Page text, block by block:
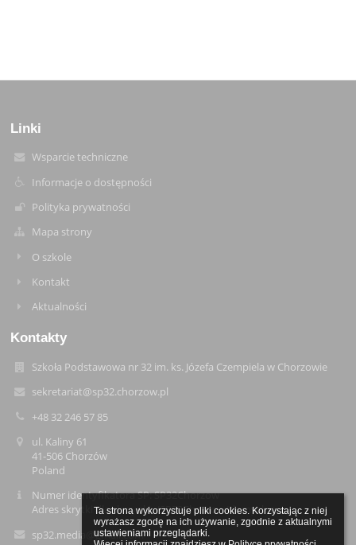
Ta strona wykorzystuje pliki cookies. Korzystając z niej
wyrażasz zgodę na ich używanie, zgodnie z aktualnymi
ustawieniami przeglądarki.
Linki
Wsparcie techniczne
Informacje o dostępności
Polityka prywatności
Mapa strony
O szkole
Kontakt
Aktualności
Kontakty
Szkoła Podstawowa nr 32 im. ks. Józefa Czempiela w Chorzowie
sekretariat@sp32.chorzow.pl
+48 32 246 57 85
ul. Kaliny 61
41-506 Chorzów
Poland
Numer identyfikatora SP: SP32Chorzow
Adres skrytki dla skrzynki: /SP32Chorzow/domyslna
sp32.media@gmail.com